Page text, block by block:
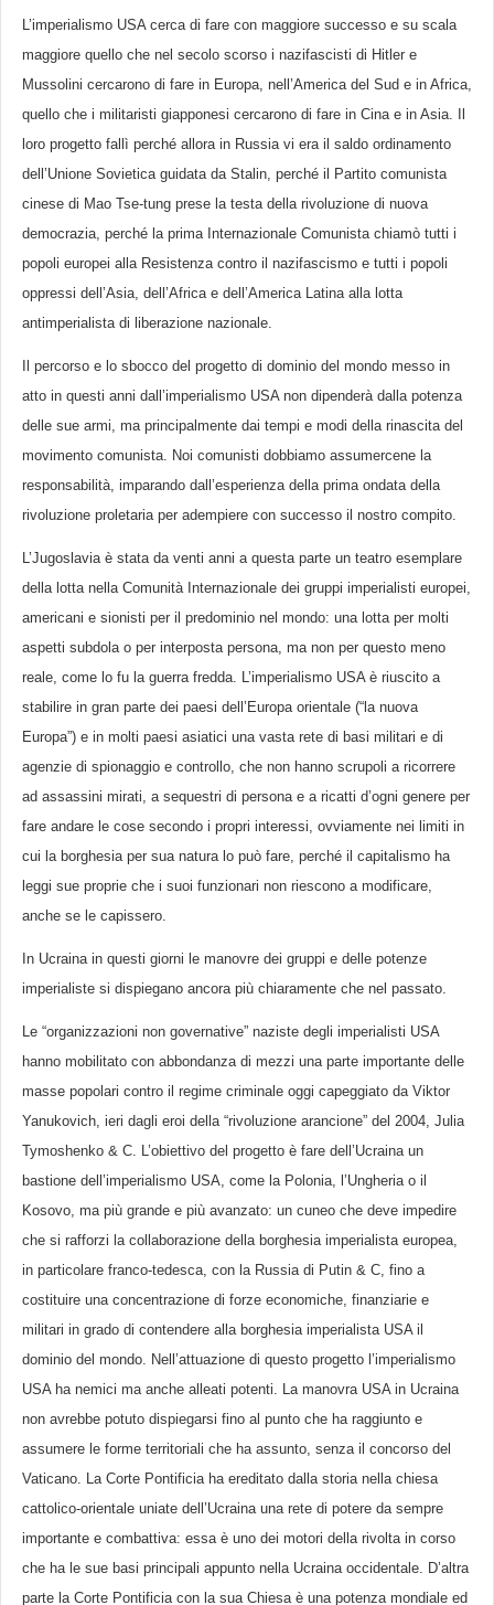
L’imperialismo USA cerca di fare con maggiore successo e su scala
maggiore quello che nel secolo scorso i nazifascisti di Hitler e
Mussolini cercarono di fare in Europa, nell’America del Sud e in Africa,
quello che i militaristi giapponesi cercarono di fare in Cina e in Asia. Il
loro progetto fallì perché allora in Russia vi era il saldo ordinamento
dell’Unione Sovietica guidata da Stalin, perché il Partito comunista
cinese di Mao Tse-tung prese la testa della rivoluzione di nuova
democrazia, perché la prima Internazionale Comunista chiamò tutti i
popoli europei alla Resistenza contro il nazifascismo e tutti i popoli
oppressi dell’Asia, dell’Africa e dell’America Latina alla lotta
antimperialista di liberazione nazionale.
Il percorso e lo sbocco del progetto di dominio del mondo messo in
atto in questi anni dall’imperialismo USA non dipenderà dalla potenza
delle sue armi, ma principalmente dai tempi e modi della rinascita del
movimento comunista. Noi comunisti dobbiamo assumercene la
responsabilità, imparando dall’esperienza della prima ondata della
rivoluzione proletaria per adempiere con successo il nostro compito.
L’Jugoslavia è stata da venti anni a questa parte un teatro esemplare
della lotta nella Comunità Internazionale dei gruppi imperialisti europei,
americani e sionisti per il predominio nel mondo: una lotta per molti
aspetti subdola o per interposta persona, ma non per questo meno
reale, come lo fu la guerra fredda. L’imperialismo USA è riuscito a
stabilire in gran parte dei paesi dell’Europa orientale (“la nuova
Europa”) e in molti paesi asiatici una vasta rete di basi militari e di
agenzie di spionaggio e controllo, che non hanno scrupoli a ricorrere
ad assassini mirati, a sequestri di persona e a ricatti d’ogni genere per
fare andare le cose secondo i propri interessi, ovviamente nei limiti in
cui la borghesia per sua natura lo può fare, perché il capitalismo ha
leggi sue proprie che i suoi funzionari non riescono a modificare,
anche se le capissero.
In Ucraina in questi giorni le manovre dei gruppi e delle potenze
imperialiste si dispiegano ancora più chiaramente che nel passato.
Le “organizzazioni non governative” naziste degli imperialisti USA
hanno mobilitato con abbondanza di mezzi una parte importante delle
masse popolari contro il regime criminale oggi capeggiato da Viktor
Yanukovich, ieri dagli eroi della “rivoluzione arancione” del 2004, Julia
Tymoshenko & C. L’obiettivo del progetto è fare dell’Ucraina un
bastione dell’imperialismo USA, come la Polonia, l’Ungheria o il
Kosovo, ma più grande e più avanzato: un cuneo che deve impedire
che si rafforzi la collaborazione della borghesia imperialista europea,
in particolare franco-tedesca, con la Russia di Putin & C, fino a
costituire una concentrazione di forze economiche, finanziarie e
militari in grado di contendere alla borghesia imperialista USA il
dominio del mondo. Nell’attuazione di questo progetto l’imperialismo
USA ha nemici ma anche alleati potenti. La manovra USA in Ucraina
non avrebbe potuto dispiegarsi fino al punto che ha raggiunto e
assumere le forme territoriali che ha assunto, senza il concorso del
Vaticano. La Corte Pontificia ha ereditato dalla storia nella chiesa
cattolico-orientale uniate dell’Ucraina una rete di potere da sempre
importante e combattiva: essa è uno dei motori della rivolta in corso
che ha le sue basi principali appunto nella Ucraina occidentale. D’altra
parte la Corte Pontificia con la sua Chiesa è una potenza mondiale ed